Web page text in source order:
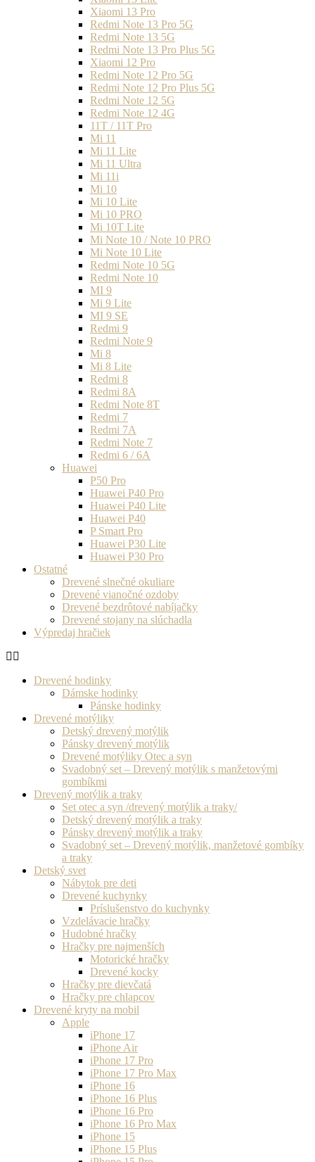
Xiaomi 13 Pro
Redmi Note 13 Pro 5G
Redmi Note 13 5G
Redmi Note 13 Pro Plus 5G
Xiaomi 12 Pro
Redmi Note 12 Pro 5G
Redmi Note 12 Pro Plus 5G
Redmi Note 12 5G
Redmi Note 12 4G
11T / 11T Pro
Mi 11
Mi 11 Lite
Mi 11 Ultra
Mi 11i
Mi 10
Mi 10 Lite
Mi 10 PRO
Mi 10T Lite
Mi Note 10 / Note 10 PRO
Mi Note 10 Lite
Redmi Note 10 5G
Redmi Note 10
MI 9
Mi 9 Lite
MI 9 SE
Redmi 9
Redmi Note 9
Mi 8
Mi 8 Lite
Redmi 8
Redmi 8A
Redmi Note 8T
Redmi 7
Redmi 7A
Redmi Note 7
Redmi 6 / 6A
Huawei
P50 Pro
Huawei P40 Pro
Huawei P40 Lite
Huawei P40
P Smart Pro
Huawei P30 Lite
Huawei P30 Pro
Ostatné
Drevené slnečné okuliare
Drevené vianočné ozdoby
Drevené bezdrôtové nabíjačky
Drevené stojany na slúchadla
Výpredaj hračiek
Drevené hodinky
Dámske hodinky
Pánske hodinky
Drevené motýliky
Detský drevený motýlik
Pánsky drevený motýlik
Drevené motýliky Otec a syn
Svadobný set – Drevený motýlik s manžetovými
gombíkmi
Drevený motýlik a traky
Set otec a syn /drevený motýlik a traky/
Detský drevený motýlik a traky
Pánsky drevený motýlik a traky
Svadobný set – Drevený motýlik, manžetové gombíky
a traky
Detský svet
Nábytok pre deti
Drevené kuchynky
Príslušenstvo do kuchynky
Vzdelávacie hračky
Hudobné hračky
Hračky pre najmenších
Motorické hračky
Drevené kocky
Hračky pre dievčatá
Hračky pre chlapcov
Drevené kryty na mobil
Apple
iPhone 17
iPhone Air
iPhone 17 Pro
iPhone 17 Pro Max
iPhone 16
iPhone 16 Plus
iPhone 16 Pro
iPhone 16 Pro Max
iPhone 15
iPhone 15 Plus